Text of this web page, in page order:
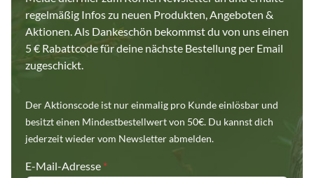
regelmäßig Infos zu neuen Produkten, Angeboten &
Aktionen. Als Dankeschön bekommst du von uns einen
5 € Rabattcode für deine nächste Bestellung per Email
zugeschickt.
Der Aktionscode ist nur einmalig pro Kunde einlösbar und
besitzt einen Mindestbestellwert von 50€. Du kannst dich
jederzeit wieder vom Newsletter abmelden.
E-Mail-Adresse *